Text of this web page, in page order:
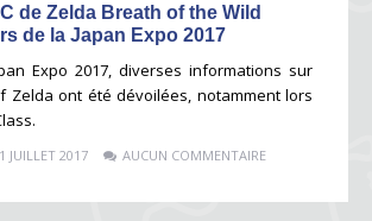
de Zelda Breath of the Wild
de la Japan Expo 2017
Expo 2017, diverses informations sur
Zelda ont été dévoilées, notamment lors
JUILLET 2017 AUCUN COMMENTAIRE